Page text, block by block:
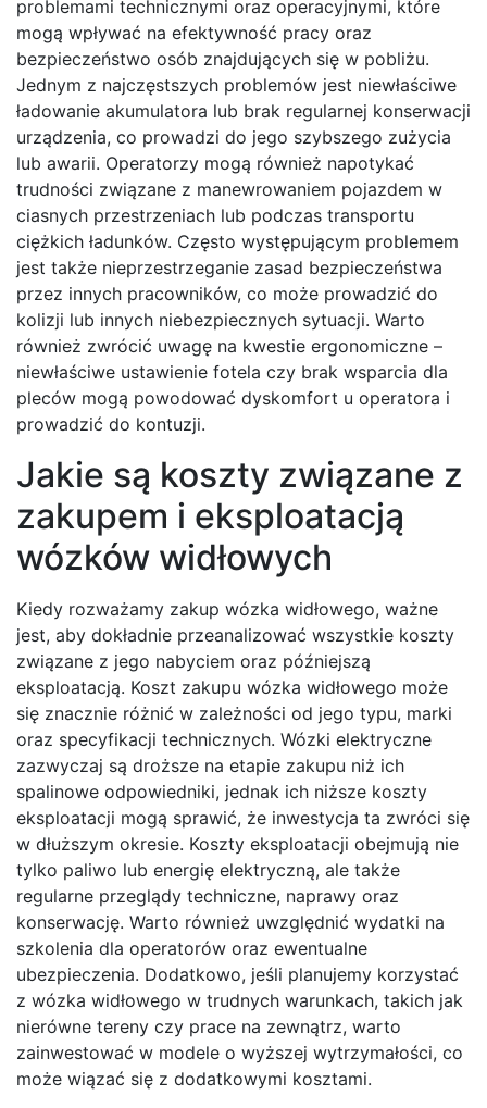
problemami technicznymi oraz operacyjnymi, które
mogą wpływać na efektywność pracy oraz
bezpieczeństwo osób znajdujących się w pobliżu.
Jednym z najczęstszych problemów jest niewłaściwe
ładowanie akumulatora lub brak regularnej konserwacji
urządzenia, co prowadzi do jego szybszego zużycia
lub awarii. Operatorzy mogą również napotykać
trudności związane z manewrowaniem pojazdem w
ciasnych przestrzeniach lub podczas transportu
ciężkich ładunków. Często występującym problemem
jest także nieprzestrzeganie zasad bezpieczeństwa
przez innych pracowników, co może prowadzić do
kolizji lub innych niebezpiecznych sytuacji. Warto
również zwrócić uwagę na kwestie ergonomiczne –
niewłaściwe ustawienie fotela czy brak wsparcia dla
pleców mogą powodować dyskomfort u operatora i
prowadzić do kontuzji.
Jakie są koszty związane z
zakupem i eksploatacją
wózków widłowych
Kiedy rozważamy zakup wózka widłowego, ważne
jest, aby dokładnie przeanalizować wszystkie koszty
związane z jego nabyciem oraz późniejszą
eksploatacją. Koszt zakupu wózka widłowego może
się znacznie różnić w zależności od jego typu, marki
oraz specyfikacji technicznych. Wózki elektryczne
zazwyczaj są droższe na etapie zakupu niż ich
spalinowe odpowiedniki, jednak ich niższe koszty
eksploatacji mogą sprawić, że inwestycja ta zwróci się
w dłuższym okresie. Koszty eksploatacji obejmują nie
tylko paliwo lub energię elektryczną, ale także
regularne przeglądy techniczne, naprawy oraz
konserwację. Warto również uwzględnić wydatki na
szkolenia dla operatorów oraz ewentualne
ubezpieczenia. Dodatkowo, jeśli planujemy korzystać
z wózka widłowego w trudnych warunkach, takich jak
nierówne tereny czy prace na zewnątrz, warto
zainwestować w modele o wyższej wytrzymałości, co
może wiązać się z dodatkowymi kosztami.